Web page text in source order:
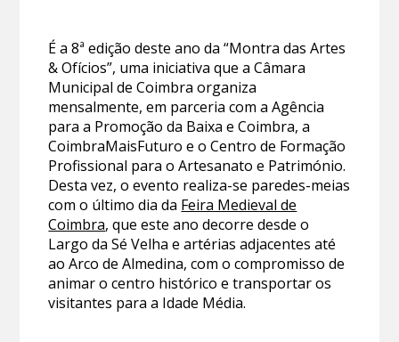
É a 8ª edição deste ano da “Montra das Artes
& Ofícios”, uma iniciativa que a Câmara
Municipal de Coimbra organiza
mensalmente, em parceria com a Agência
para a Promoção da Baixa e Coimbra, a
CoimbraMaisFuturo e o Centro de Formação
Profissional para o Artesanato e Património.
Desta vez, o evento realiza-se paredes-meias
com o último dia da Feira Medieval de
Coimbra, que este ano decorre desde o
Largo da Sé Velha e artérias adjacentes até
ao Arco de Almedina, com o compromisso de
animar o centro histórico e transportar os
visitantes para a Idade Média.